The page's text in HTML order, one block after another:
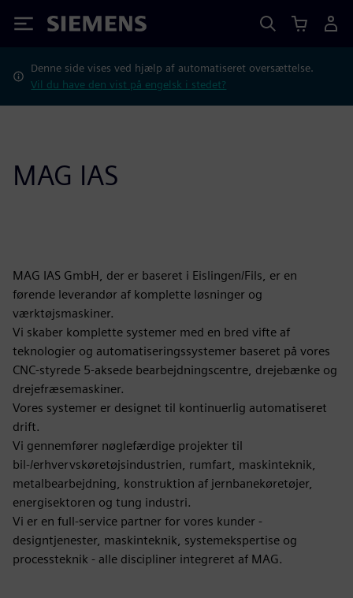
Siemens
Denne side vises ved hjælp af automatiseret oversættelse.
Vil du have den vist på engelsk i stedet?
MAG IAS
MAG IAS GmbH, der er baseret i Eislingen/Fils, er en
førende leverandør af komplette løsninger og
værktøjsmaskiner.
Vi skaber komplette systemer med en bred vifte af
teknologier og automatiseringssystemer baseret på vores
CNC-styrede 5-aksede bearbejdningscentre, drejebænke og
drejefræsemaskiner.
Vores systemer er designet til kontinuerlig automatiseret
drift.
Vi gennemfører nøglefærdige projekter til
bil-/erhvervskøretøjsindustrien, rumfart, maskinteknik,
metalbearbejdning, konstruktion af jernbanekøretøjer,
energisektoren og tung industri.
Vi er en full-service partner for vores kunder -
designtjenester, maskinteknik, systemekspertise og
processteknik - alle discipliner integreret af MAG.